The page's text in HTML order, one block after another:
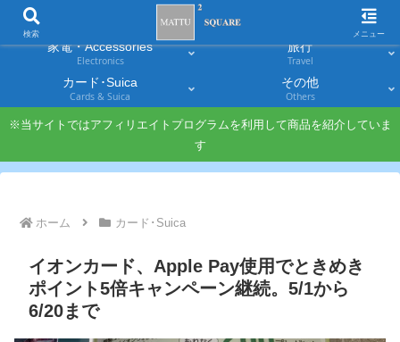
家電・Accessories
Electronics
旅行
Travel
カード･Suica
Cards & Suica
その他
Others
※当サイトではアフィリエイトプログラムを利用して商品を紹介していま
す
ホーム カード･Suica
イオンカード、Apple Pay使用でときめき
ポイント5倍キャンペーン継続。5/1から
6/20まで
検索 メニュー